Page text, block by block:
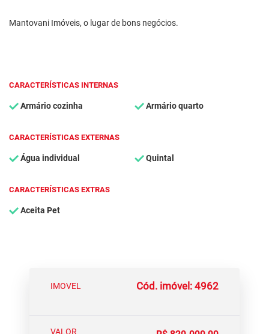
Mantovani Imóveis, o lugar de bons negócios.
CARACTERÍSTICAS INTERNAS
Armário cozinha Armário quarto
CARACTERÍSTICAS EXTERNAS
Água individual Quintal
CARACTERÍSTICAS EXTRAS
Aceita Pet
IMOVEL Cód. imóvel: 4962
VALOR